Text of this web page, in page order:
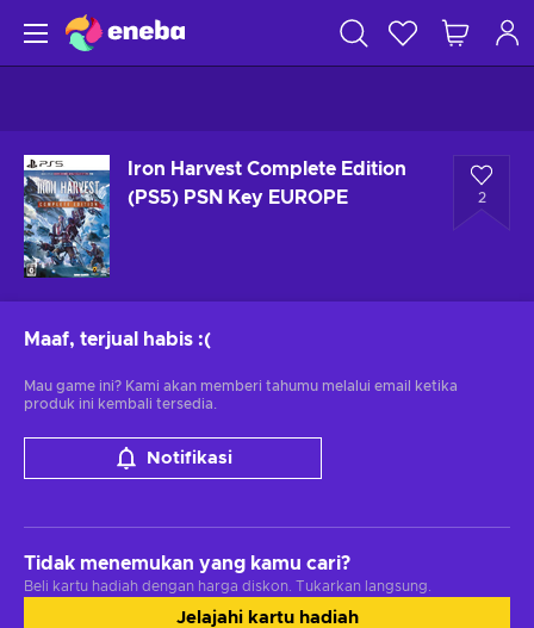
Iron Harvest Complete Edition
(PS5) PSN Key EUROPE
2
Maaf, terjual habis :(
Mau game ini? Kami akan memberi tahumu melalui email ketika
produk ini kembali tersedia.
Notifikasi
Tidak menemukan yang kamu cari?
Beli kartu hadiah dengan harga diskon. Tukarkan langsung.
Jelajahi kartu hadiah